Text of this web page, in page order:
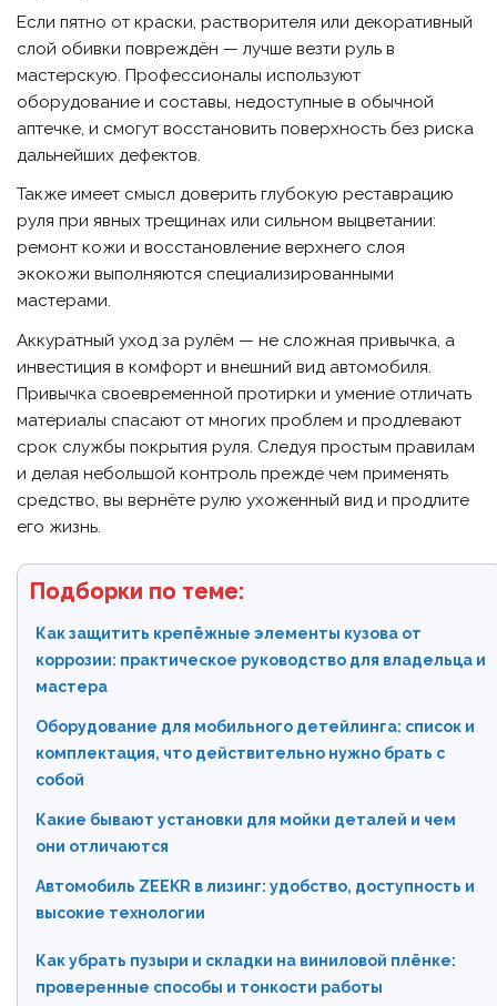
Если пятно от краски, растворителя или декоративный
слой обивки повреждён — лучше везти руль в
мастерскую. Профессионалы используют
оборудование и составы, недоступные в обычной
аптечке, и смогут восстановить поверхность без риска
дальнейших дефектов.
Также имеет смысл доверить глубокую реставрацию
руля при явных трещинах или сильном выцветании:
ремонт кожи и восстановление верхнего слоя
экокожи выполняются специализированными
мастерами.
Аккуратный уход за рулём — не сложная привычка, а
инвестиция в комфорт и внешний вид автомобиля.
Привычка своевременной протирки и умение отличать
материалы спасают от многих проблем и продлевают
срок службы покрытия руля. Следуя простым правилам
и делая небольшой контроль прежде чем применять
средство, вы вернёте рулю ухоженный вид и продлите
его жизнь.
Подборки по теме:
Как защитить крепёжные элементы кузова от
коррозии: практическое руководство для владельца и
мастера
Оборудование для мобильного детейлинга: список и
комплектация, что действительно нужно брать с
собой
Какие бывают установки для мойки деталей и чем
они отличаются
Автомобиль ZEEKR в лизинг: удобство, доступность и
высокие технологии
Как убрать пузыри и складки на виниловой плёнке:
проверенные способы и тонкости работы